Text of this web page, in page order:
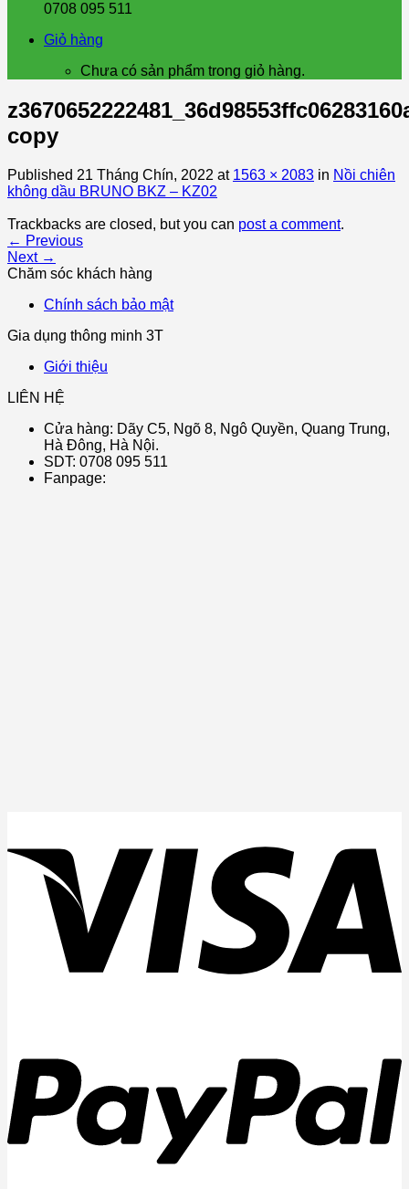
0708 095 511
Giỏ hàng
Chưa có sản phẩm trong giỏ hàng.
copy
Published 21 Tháng Chín, 2022 at 1563 × 2083 in Nồi chiên
không dầu BRUNO BKZ – KZ02
Trackbacks are closed, but you can post a comment.
← Previous
Next →
Chăm sóc khách hàng
Chính sách bảo mật
Gia dụng thông minh 3T
Giới thiệu
LIÊN HỆ
Cửa hàng: Dãy C5, Ngõ 8, Ngô Quyền, Quang Trung,
Hà Đông, Hà Nội.
SDT: 0708 095 511
Fanpage: